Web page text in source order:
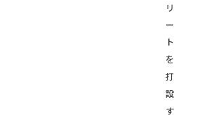
リ
ー
ト
を
打
設
す